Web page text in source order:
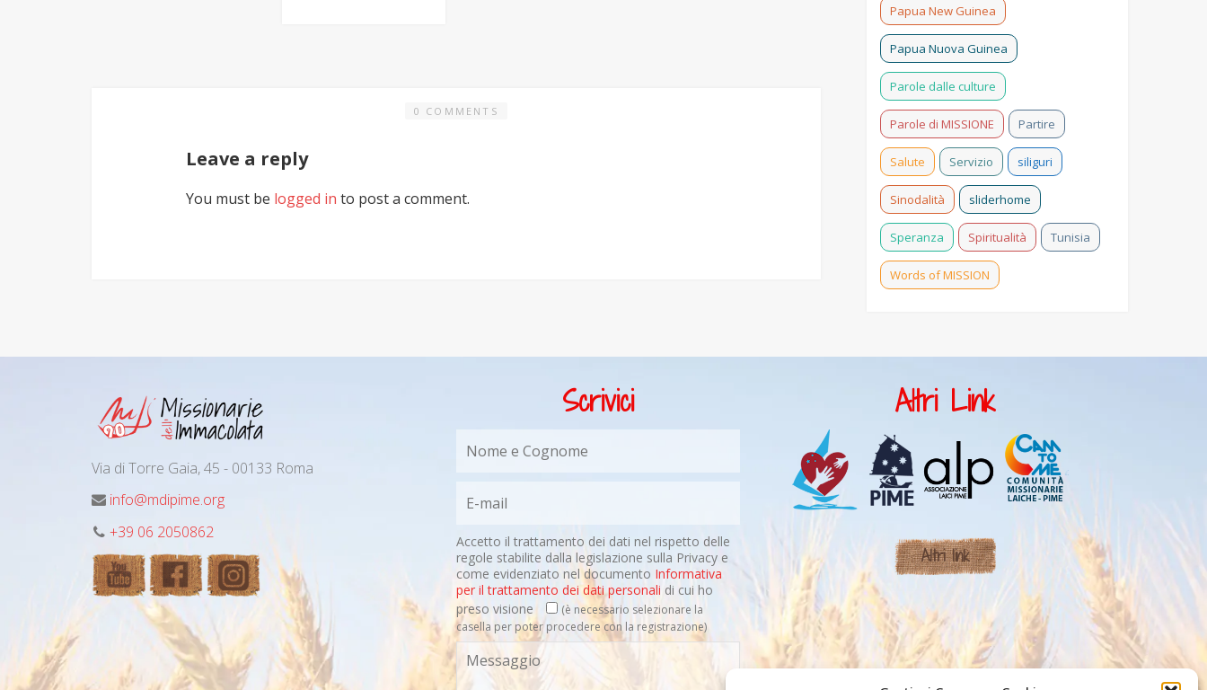
0 COMMENTS
Leave a reply
You must be logged in to post a comment.
Papua New Guinea
Papua Nuova Guinea
Parole dalle culture
Parole di MISSIONE Partire
Salute Servizio siliguri
Sinodalità sliderhome
Speranza Spiritualità Tunisia
Words of MISSION
Via di Torre Gaia, 45 - 00133 Roma
info@mdipime.org
+39 06 2050862
Scrivici
Accetto il trattamento dei dati nel rispetto delle
regole stabilite dalla legislazione sulla Privacy e
come evidenziato nel documento Informativa
per il trattamento dei dati personali di cui ho
preso visione
(è necessario selezionare la
casella per poter procedere con la registrazione)
Altri Link
Altri link